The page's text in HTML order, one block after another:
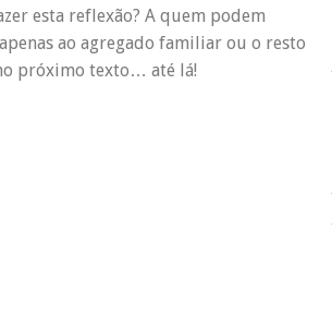
esta reflexão? A quem podem
ao agregado familiar ou o resto
no próximo texto… até lá!